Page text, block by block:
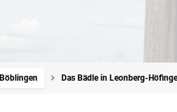
Böblingen Das Bädle in Leonberg-